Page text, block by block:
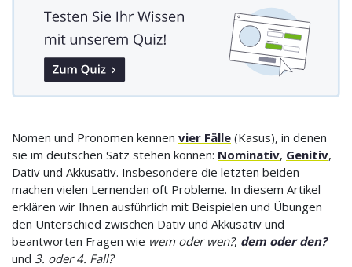
Nomen und Pronomen kennen vier Fälle (Kasus), in denen
sie im deutschen Satz stehen können: Nominativ, Genitiv,
Dativ und Akkusativ. Insbesondere die letzten beiden
machen vielen Lernenden oft Probleme. In diesem Artikel
erklären wir Ihnen ausführlich mit Beispielen und Übungen
den Unterschied zwischen Dativ und Akkusativ und
beantworten Fragen wie wem oder wen?, dem oder den?
und 3. oder 4. Fall?